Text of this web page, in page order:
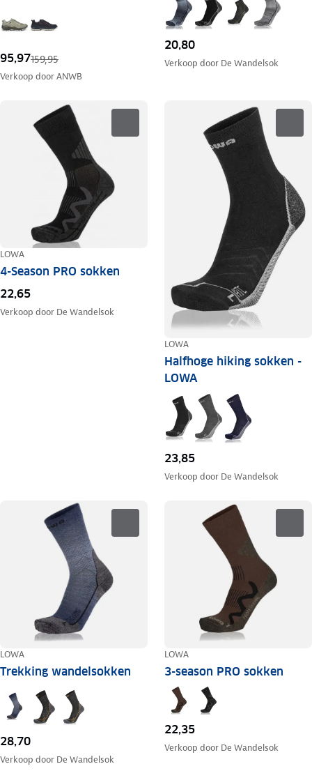
95,97159,95
Verkoop doorANWB
20,80
Verkoop door De Wandelsok
LOWA
4-Season PRO sokken
22,65
Verkoop door De Wandelsok
LOWA
Halfhoge hiking sokken -
LOWA
23,85
Verkoop door De Wandelsok
LOWA
Trekking wandelsokken
28,70
Verkoop door De Wandelsok
LOWA
3-season PRO sokken
22,35
Verkoop door De Wandelsok